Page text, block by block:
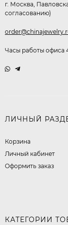
г. Москва,
согласованию)
Часы работы офиса
ЛИЧНЫЙ
Корзина
Личный кабинет
Оформить заказ
КАТЕГОРИИ